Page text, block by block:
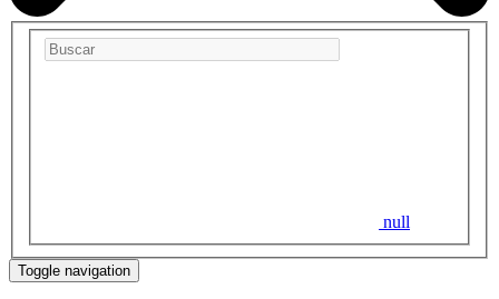
null
Toggle navigation